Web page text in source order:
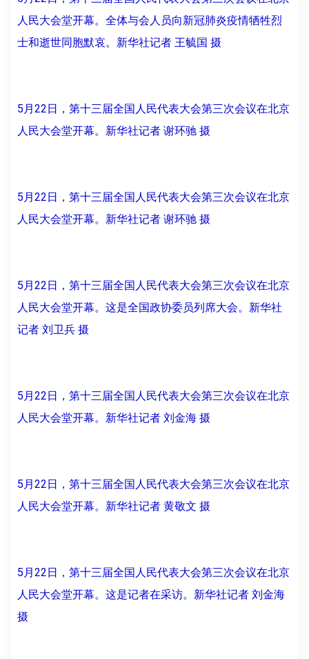
人民大会堂开幕。全体与会人员向新冠肺炎疫情牺牲烈
士和逝世同胞默哀。新华社记者 王毓国 摄
5月22日，第十三届全国人民代表大会第三次会议在北京
人民大会堂开幕。新华社记者 谢环驰 摄
5月22日，第十三届全国人民代表大会第三次会议在北京
人民大会堂开幕。新华社记者 谢环驰 摄
5月22日，第十三届全国人民代表大会第三次会议在北京
人民大会堂开幕。这是全国政协委员列席大会。新华社
记者 刘卫兵 摄
5月22日，第十三届全国人民代表大会第三次会议在北京
人民大会堂开幕。新华社记者 刘金海 摄
5月22日，第十三届全国人民代表大会第三次会议在北京
人民大会堂开幕。新华社记者 黄敬文 摄
5月22日，第十三届全国人民代表大会第三次会议在北京
人民大会堂开幕。这是记者在采访。新华社记者 刘金海
摄